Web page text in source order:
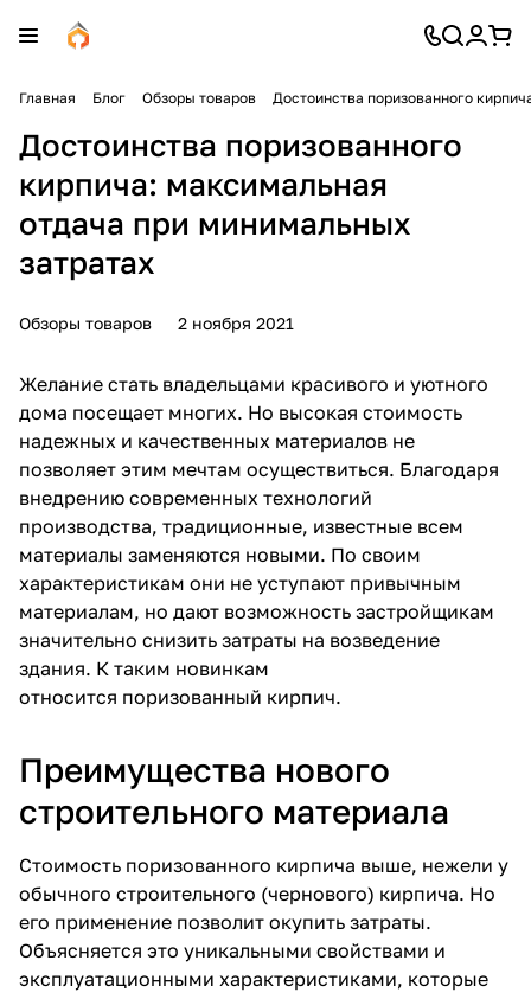
Главная Блог Обзоры товаров Достоинства поризованного
Достоинства поризованного
кирпича: максимальная
отдача при минимальных
затратах
Обзоры товаров 2 ноября 2021
Желание стать владельцами красивого и уютного
дома посещает многих. Но высокая стоимость
надежных и качественных материалов не
позволяет этим мечтам осуществиться. Благодаря
внедрению современных технологий
производства, традиционные, известные всем
материалы заменяются новыми. По своим
характеристикам они не уступают привычным
материалам, но дают возможность застройщикам
значительно снизить затраты на возведение
здания. К таким новинкам
относится поризованный кирпич.
Преимущества нового
строительного материала
Стоимость поризованного кирпича выше, нежели у
обычного строительного (чернового) кирпича. Но
его применение позволит окупить затраты.
Объясняется это уникальными свойствами и
эксплуатационными характеристиками, которые